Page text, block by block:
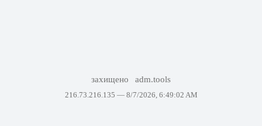
захищено adm.tools
216.73.216.135 — 8/7/2026, 6:49:02 AM